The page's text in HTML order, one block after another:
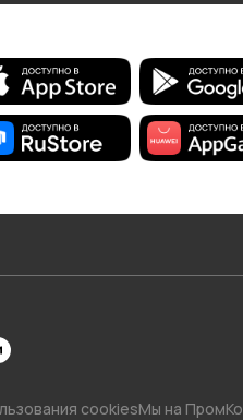
cookiesМы на